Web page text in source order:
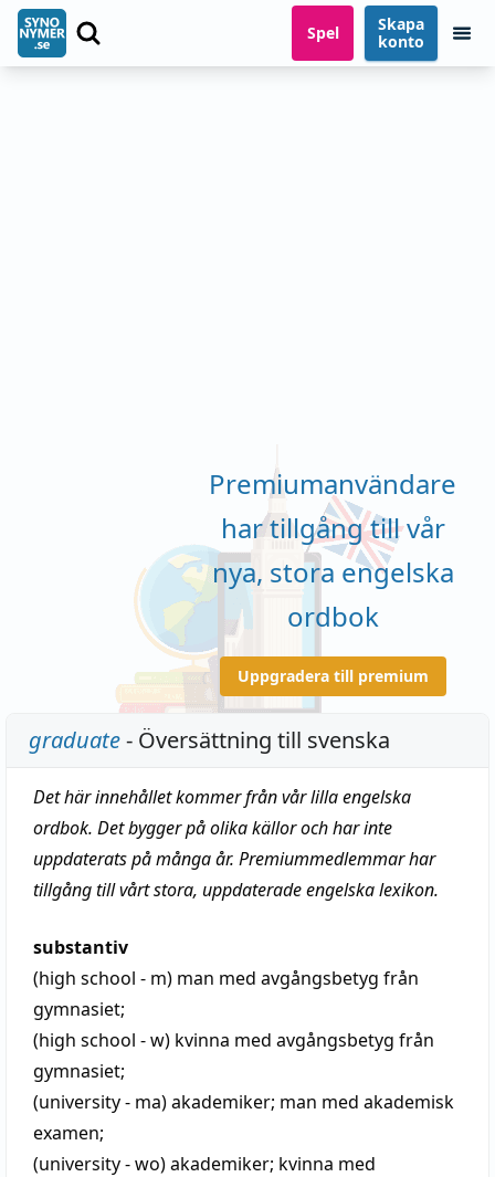
Spel
Skapa
konto
Premiumanvändare
har tillgång till vår
nya, stora engelska
ordbok
Uppgradera till premium
graduate- Översättning till svenska
Det här innehållet kommer från vår lilla engelska
ordbok. Det bygger på olika källor och har inte
uppdaterats på många år. Premiummedlemmar har
tillgång till vårt stora, uppdaterade engelska lexikon.
substantiv
(high school - m) man med avgångsbetyg från
gymnasiet;
(high school - w) kvinna med avgångsbetyg från
gymnasiet;
(university - ma)akademiker; man med akademisk
examen;
(university - wo)akademiker; kvinna med